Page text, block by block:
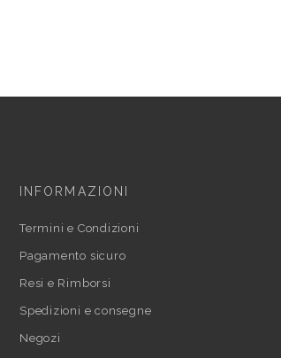
INFORMAZIONI
Termini e Condizioni
Pagamento sicuro
Resi e Rimborsi
Spedizioni e consegne
Negozi